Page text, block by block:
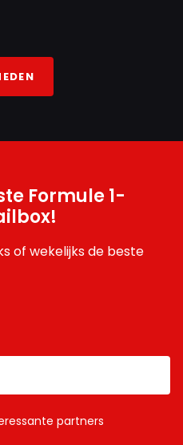
Formule 1-
of wekelijks de beste
partners